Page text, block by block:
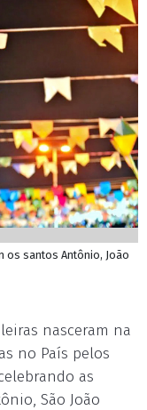
os santos Antônio, João
nasceram na
no País pelos
as
São João